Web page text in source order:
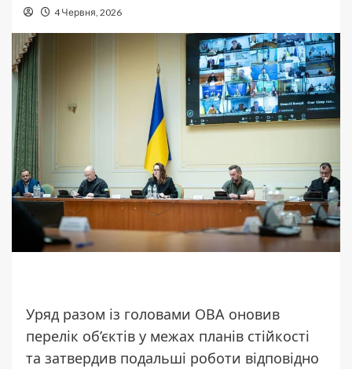
4 Червня, 2026
Уряд разом із головами ОВА оновив
перелік об’єктів у межах планів стійкості
та затвердив подальші роботи відповідно